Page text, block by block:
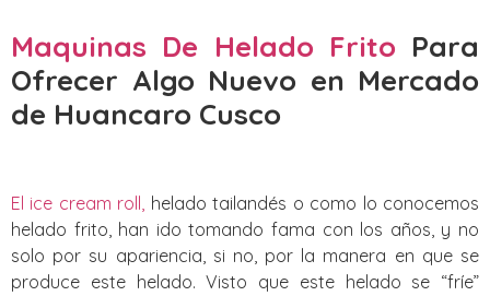
Maquinas De Helado Frito Para
Ofrecer Algo Nuevo en Mercado
de Huancaro Cusco
El ice cream roll, helado tailandés o como lo conocemos
helado frito, han ido tomando fama con los años, y no
solo por su apariencia, si no, por la manera en que se
produce este helado. Visto que este helado se “fríe”